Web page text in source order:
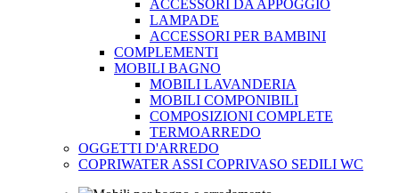
ACCESSORI DA APPOGGIO
LAMPADE
ACCESSORI PER BAMBINI
COMPLEMENTI
MOBILI BAGNO
MOBILI LAVANDERIA
MOBILI COMPONIBILI
COMPOSIZIONI COMPLETE
TERMOARREDO
OGGETTI D'ARREDO
COPRIWATER ASSI COPRIVASO SEDILI WC